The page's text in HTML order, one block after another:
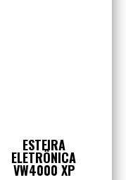
ESTEIRA
ELETRÔNICA
VW4000 XP